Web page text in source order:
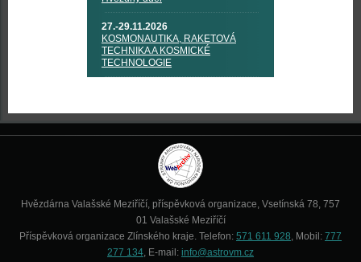
27.-29.11.2026
KOSMONAUTIKA, RAKETOVÁ
TECHNIKA A KOSMICKÉ
TECHNOLOGIE
Hvězdárna Valašské Meziříčí, příspěvková organizace, Vsetínská 78, 757
01 Valašské Meziříčí
Příspěvková organizace Zlínského kraje. Telefon: 571 611 928, Mobil: 777
277 134, E-mail: info@astrovm.cz